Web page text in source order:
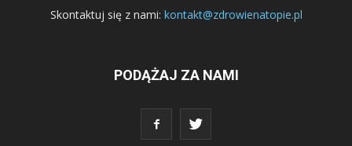
Skontaktuj się z nami: kontakt@zdrowienatopie.pl
PODĄŻAJ ZA NAMI